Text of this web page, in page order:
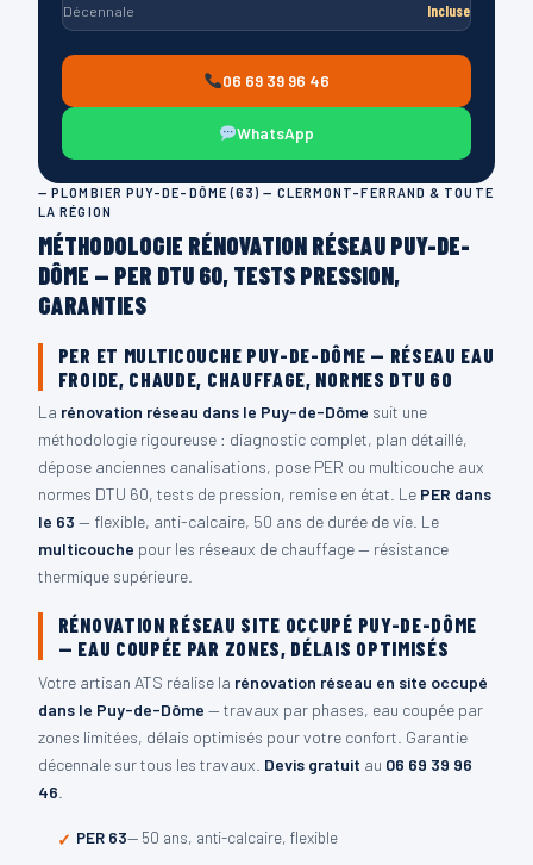
Décennale Incluse
06 69 39 96 46
WhatsApp
— PLOMBIER PUY-DE-DÔME (63) — CLERMONT-FERRAND & TOUTE
LA RÉGION
MÉTHODOLOGIE RÉNOVATION RÉSEAU PUY-DE-
DÔME — PER DTU 60, TESTS PRESSION,
GARANTIES
PER ET MULTICOUCHE PUY-DE-DÔME — RÉSEAU EAU
FROIDE, CHAUDE, CHAUFFAGE, NORMES DTU 60
La rénovation réseau dans le Puy-de-Dôme suit une
méthodologie rigoureuse : diagnostic complet, plan détaillé,
dépose anciennes canalisations, pose PER ou multicouche aux
normes DTU 60, tests de pression, remise en état. Le PER dans
le 63 — flexible, anti-calcaire, 50 ans de durée de vie. Le
multicouche pour les réseaux de chauffage — résistance
thermique supérieure.
RÉNOVATION RÉSEAU SITE OCCUPÉ PUY-DE-DÔME
— EAU COUPÉE PAR ZONES, DÉLAIS OPTIMISÉS
Votre artisan ATS réalise la rénovation réseau en site occupé
dans le Puy-de-Dôme — travaux par phases, eau coupée par
zones limitées, délais optimisés pour votre confort. Garantie
décennale sur tous les travaux. Devis gratuit au 06 69 39 96
46
PER 63— 50 ans, anti-calcaire, flexible